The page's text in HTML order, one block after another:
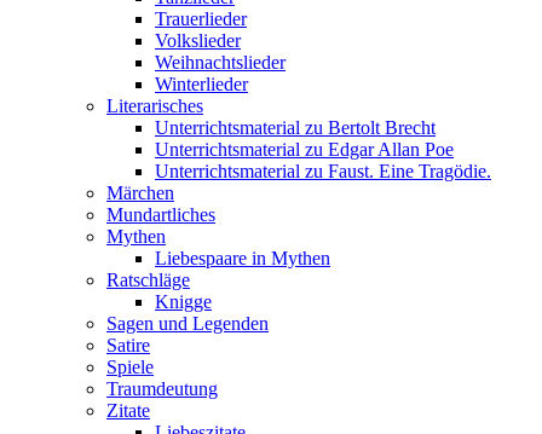
Trauerlieder
Volkslieder
Weihnachtslieder
Winterlieder
Literarisches
Unterrichtsmaterial zu Bertolt Brecht
Unterrichtsmaterial zu Edgar Allan Poe
Unterrichtsmaterial zu Faust. Eine Tragödie.
Märchen
Mundartliches
Mythen
Liebespaare in Mythen
Ratschläge
Knigge
Sagen und Legenden
Satire
Spiele
Traumdeutung
Zitate